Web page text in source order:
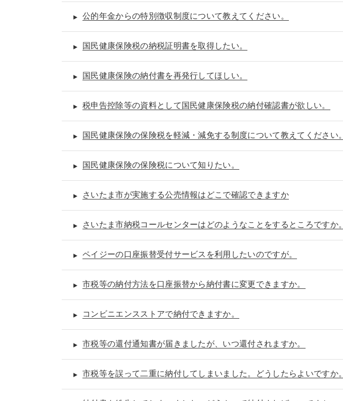
公的年金からの特別徴収制度について教えてください。
国民健康保険税の納税証明書を取得したい。
国民健康保険の納付書を再発行してほしい。
税申告控除等の資料として国民健康保険税の納付確認書が欲しい。
国民健康保険の保険税を軽減・減免する制度について教えてください。
国民健康保険の保険税について知りたい。
さいたま市が実施する公売情報はどこで確認できますか
さいたま市納税コールセンターはどのようなことをするところですか。
ペイジーの口座振替受付サービスを利用したいのですが。
市税等の納付方法を口座振替から納付書に変更できますか。
コンビニエンスストアで納付できますか。
市税等の還付通知書が届きましたが、いつ還付されますか。
市税等を誤って二重に納付してしまいました。どうしたらよいですか。